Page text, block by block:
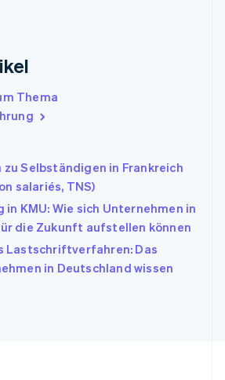
Thema
Selbständigen in Frankreich
salariés, TNS)
KMU: Wie sich Unternehmen in
die Zukunft aufstellen können
Lastschriftverfahren: Das
in Deutschland wissen